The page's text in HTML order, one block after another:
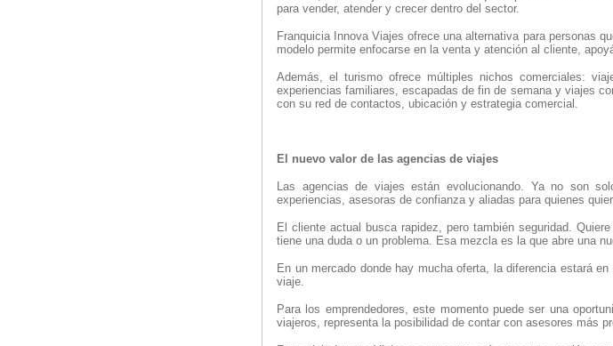
para vender, atender y crecer dentro del sector.
Franquicia Innova Viajes ofrece una alternativa para personas
modelo permite enfocarse en la venta y atención al cliente,
Además, el turismo ofrece múltiples nichos comerciales:
experiencias familiares, escapadas de fin de semana y viajes
con su red de contactos, ubicación y estrategia comercial.
El nuevo valor de las agencias de viajes
Las agencias de viajes están evolucionando. Ya no son
experiencias, asesoras de confianza y aliadas para quienes
El cliente actual busca rapidez, pero también seguridad.
tiene una duda o un problema. Esa mezcla es la que abre una
En un mercado donde hay mucha oferta, la diferencia estará
viaje.
Para los emprendedores, este momento puede ser una
viajeros, representa la posibilidad de contar con asesores más